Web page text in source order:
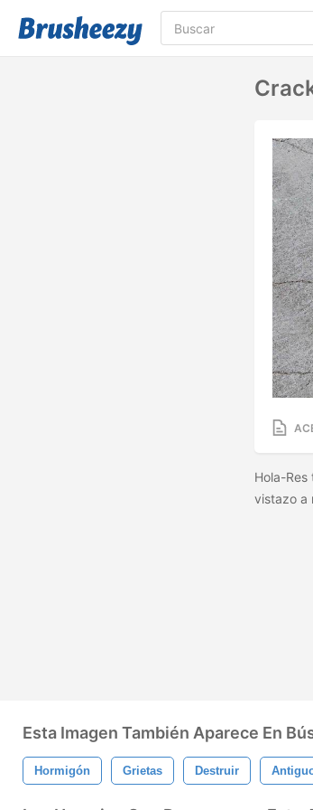
Hola-
vistazo a
Esta Imagen También Aparece En
Hormigón Grietas Destruir